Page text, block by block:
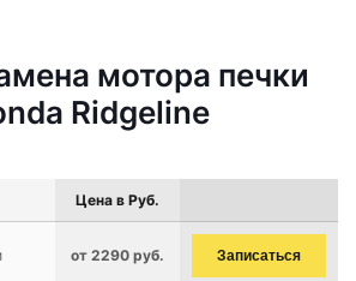
мотора печки
Ridgeline
Цена в Руб.
от 2290 руб. Записаться